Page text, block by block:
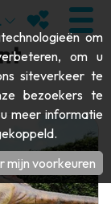
MIJN
om
om u
siteverkeer te
bezoekers te
meer informatie
mijn voorkeuren